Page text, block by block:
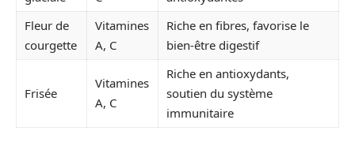
Fleur de
courgette
Vitamines
A, C
Riche en fibres, favorise le
bien-être digestif
Frisée
Vitamines
A, C
Riche en antioxydants,
soutien du système
immunitaire